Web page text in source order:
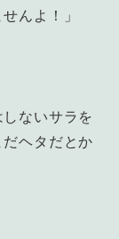
んよ！」
ないサラを
ヘタだとか